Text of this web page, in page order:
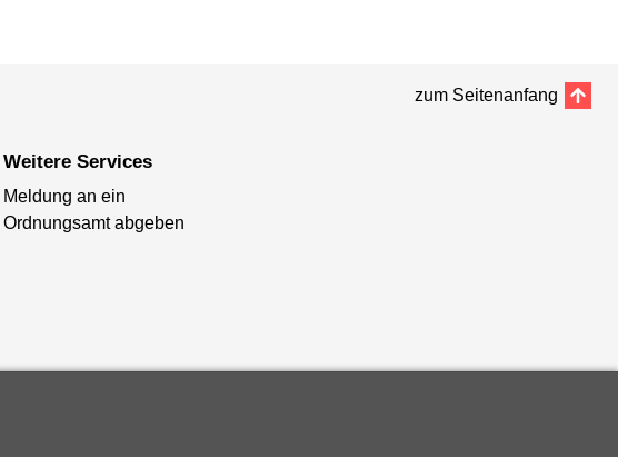
zum Seitenanfang
Weitere Services
Meldung an ein
Ordnungsamt abgeben